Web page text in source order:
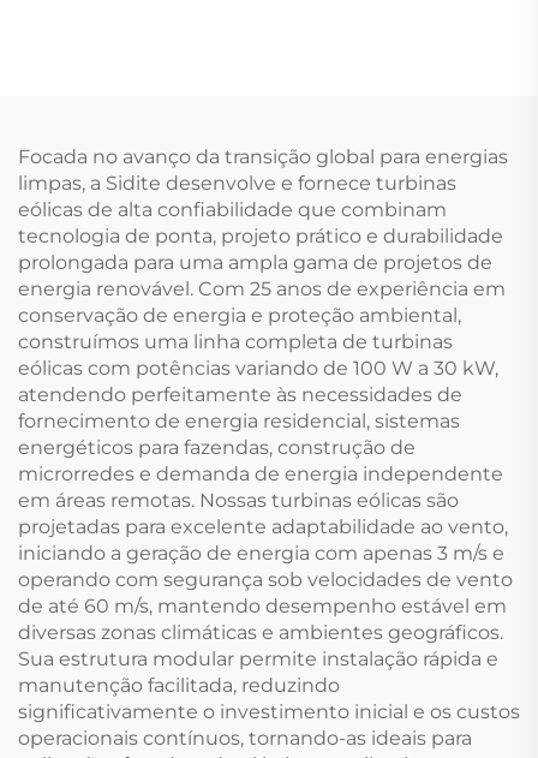
Aquecimento Auxiliar
de 2000W
Focada no avanço da transição global para energias
limpas, a Sidite desenvolve e fornece turbinas
eólicas de alta confiabilidade que combinam
tecnologia de ponta, projeto prático e durabilidade
prolongada para uma ampla gama de projetos de
energia renovável. Com 25 anos de experiência em
conservação de energia e proteção ambiental,
construímos uma linha completa de turbinas
eólicas com potências variando de 100 W a 30 kW,
atendendo perfeitamente às necessidades de
fornecimento de energia residencial, sistemas
energéticos para fazendas, construção de
microrredes e demanda de energia independente
em áreas remotas. Nossas turbinas eólicas são
projetadas para excelente adaptabilidade ao vento,
iniciando a geração de energia com apenas 3 m/s e
operando com segurança sob velocidades de vento
de até 60 m/s, mantendo desempenho estável em
diversas zonas climáticas e ambientes geográficos.
Sua estrutura modular permite instalação rápida e
manutenção facilitada, reduzindo
significativamente o investimento inicial e os custos
operacionais contínuos, tornando-as ideais para